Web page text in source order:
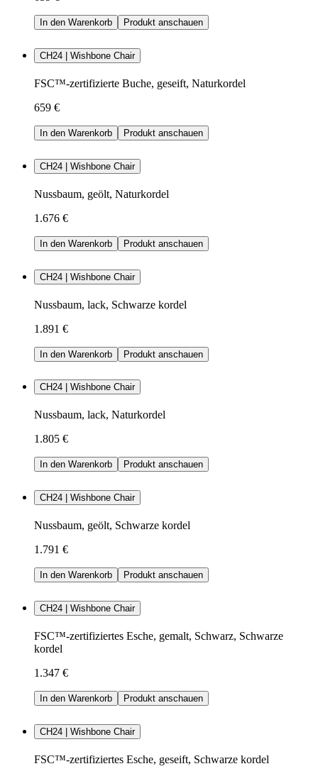
In den Warenkorb Produkt anschauen
CH24 | Wishbone Chair
FSC™-zertifizierte Buche, geseift, Naturkordel
659 €
In den Warenkorb Produkt anschauen
CH24 | Wishbone Chair
Nussbaum, geölt, Naturkordel
1.676 €
In den Warenkorb Produkt anschauen
CH24 | Wishbone Chair
Nussbaum, lack, Schwarze kordel
1.891 €
In den Warenkorb Produkt anschauen
CH24 | Wishbone Chair
Nussbaum, lack, Naturkordel
1.805 €
In den Warenkorb Produkt anschauen
CH24 | Wishbone Chair
Nussbaum, geölt, Schwarze kordel
1.791 €
In den Warenkorb Produkt anschauen
CH24 | Wishbone Chair
FSC™-zertifiziertes Esche, gemalt, Schwarz, Schwarze
kordel
1.347 €
In den Warenkorb Produkt anschauen
CH24 | Wishbone Chair
FSC™-zertifiziertes Esche, geseift, Schwarze kordel